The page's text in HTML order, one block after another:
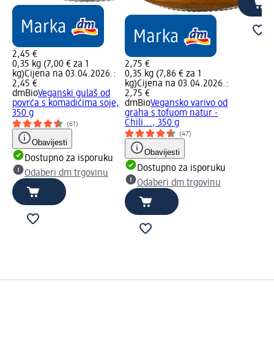
2,45 €
0,35 kg (7,00 € za 1
kg)Cijena na 03.04.2026.:
2,45 €
dmBioVeganski gulaš od
povrća s komadićima soje,
350 g
(61)
Obavijesti
Dostupno za isporuku
Odaberi dm trgovinu
2,75 €
0,35 kg (7,86 € za 1
kg)Cijena na 03.04.2026.:
2,75 €
dmBioVegansko varivo od
graha s tofuom natur -
Chili..., 350 g
(47)
Obavijesti
Dostupno za isporuku
Odaberi dm trgovinu